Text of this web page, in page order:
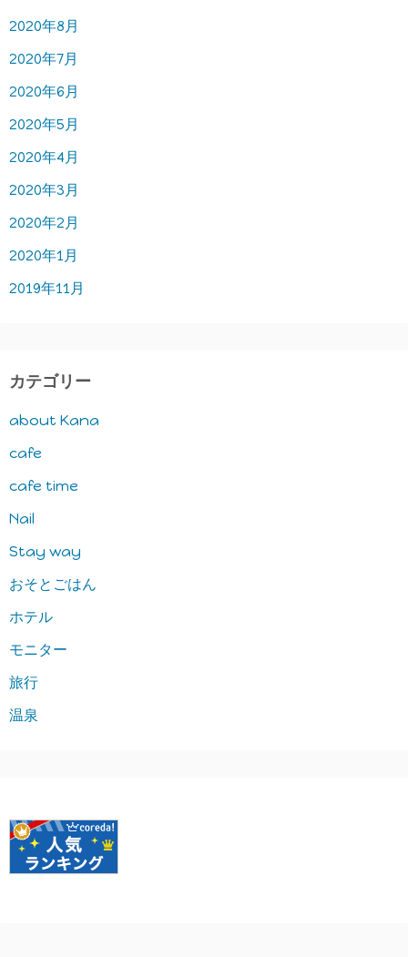
2020年8月
2020年7月
2020年6月
2020年5月
2020年4月
2020年3月
2020年2月
2020年1月
2019年11月
カテゴリー
about Kana
cafe
cafe time
Nail
Stay way
おそとごはん
ホテル
モニター
旅行
温泉